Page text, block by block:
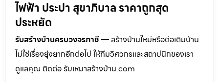
ไฟฟ้า ประปา สุขาภิบาล ราคาถูกสุด
ประหยัด
รับสร้างบ้านครบวงจรภาชี — สร้างบ้านใหม่หรือต่อเติมบ้าน
ไม่ใช่เรื่องยุ่งยากอีกต่อไป ให้ทีมวิศวกรและสถาปนิกของเรา
ดูแลคุณ ติดต่อ รับเหมาสร้างบ้าน.com